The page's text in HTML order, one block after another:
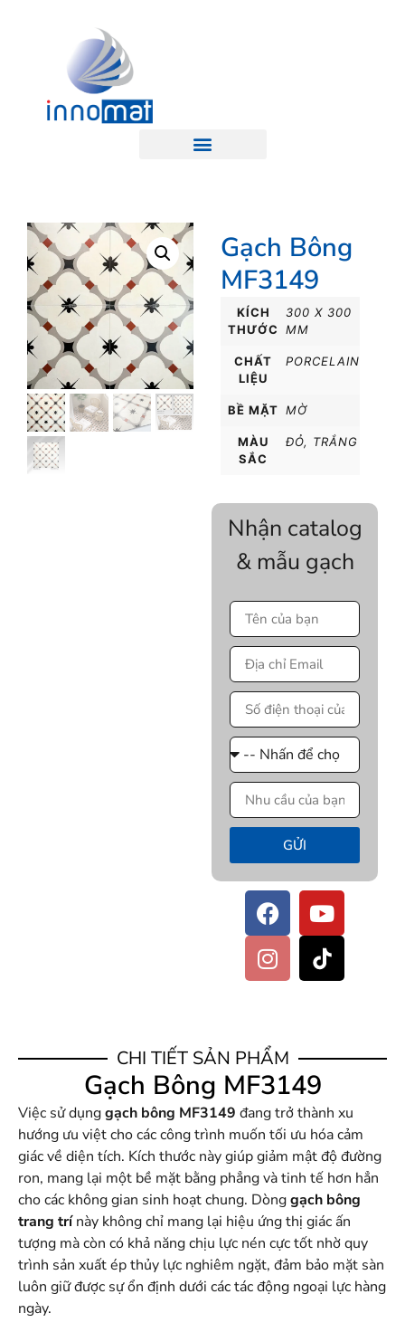
Gạch Bông
MF3149
KÍCH
THƯỚC
300 X 300
MM
CHẤT
LIỆU
PORCELAIN
BỀ MẶT MỜ
MÀU
SẮC
ĐỎ, TRẮNG
Nhận catalog
& mẫu gạch
GỬI
CHI TIẾT SẢN PHẨM
Gạch Bông MF3149
Việc sử dụnggạch bông MF3149 đang trở thành xu
hướng ưu việt cho các công trình muốn tối ưu hóa cảm
giác về diện tích. Kích thước này giúp giảm mật độ đường
ron, mang lại một bề mặt bằng phẳng và tinh tế hơn hẳn
cho các không gian sinh hoạt chung. Dònggạch bông
trang trínày không chỉ mang lại hiệu ứng thị giác ấn
tượng mà còn có khả năng chịu lực nén cực tốt nhờ quy
trình sản xuất ép thủy lực nghiêm ngặt, đảm bảo mặt sàn
luôn giữ được sự ổn định dưới các tác động ngoại lực hàng
ngày.